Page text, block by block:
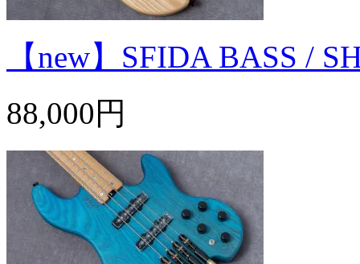
【new】SFIDA BASS /
88,000円